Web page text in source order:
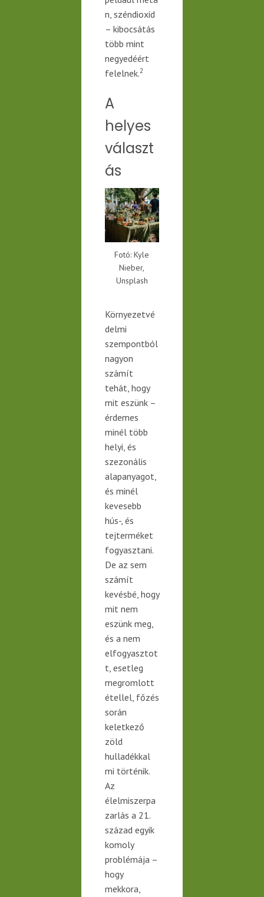
n, széndioxid
– kibocsátás
több mint
negyedéért
felelnek.2
A
helyes
választ
ás
Fotó: Kyle
Nieber,
Unsplash
Környezetvé
delmi
szempontból
nagyon
számít
tehát, hogy
mit eszünk –
érdemes
minél több
helyi, és
szezonális
alapanyagot,
és minél
kevesebb
hús-, és
tejterméket
fogyasztani.
De az sem
számít
kevésbé, hogy
mit nem
eszünk meg,
és a nem
elfogyasztot
t, esetleg
megromlott
étellel, főzés
során
keletkező
zöld
hulladékkal
mi történik.
Az
élelmiszerpa
zarlás a 21.
század egyik
komoly
problémája –
hogy
mekkora,